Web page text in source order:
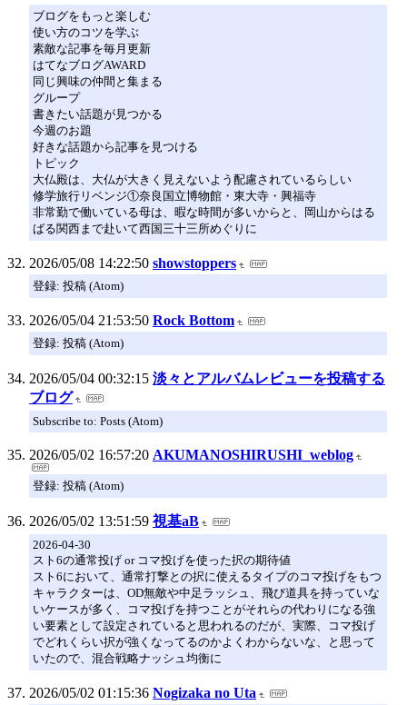
ブログをもっと楽しむ
使い方のコツを学ぶ
素敵な記事を毎月更新
はてなブログAWARD
同じ興味の仲間と集まる
グループ
書きたい話題が見つかる
今週のお題
好きな話題から記事を見つける
トピック
大仏殿は、大仏が大きく見えないよう配慮されているらしい
修学旅行リベンジ①奈良国立博物館・東大寺・興福寺
非常勤で働いている母は、暇な時間が多いからと、岡山からはる
ばる関西まで赴いて西国三十三所めぐりに
2026/05/08 14:22:50 showstoppers
登録: 投稿 (Atom)
2026/05/04 21:53:50 Rock Bottom
登録: 投稿 (Atom)
2026/05/04 00:32:15 淡々とアルバムレビューを投稿する
ブログ
Subscribe to: Posts (Atom)
2026/05/02 16:57:20 AKUMANOSHIRUSHI_weblog
登録: 投稿 (Atom)
2026/05/02 13:51:59 視基aB
2026-04-30
スト6の通常投げ or コマ投げを使った択の期待値
スト6において、通常打撃との択に使えるタイプのコマ投げをもつ
キャラクターは、OD無敵や中足ラッシュ、飛び道具を持っていな
いケースが多く、コマ投げを持つことがそれらの代わりになる強
い要素として設定されていると思われるのだが、実際、コマ投げ
でどれくらい択が強くなってるのかよくわからないな、と思って
いたので、混合戦略ナッシュ均衡に
2026/05/02 01:15:36 Nogizaka no Uta